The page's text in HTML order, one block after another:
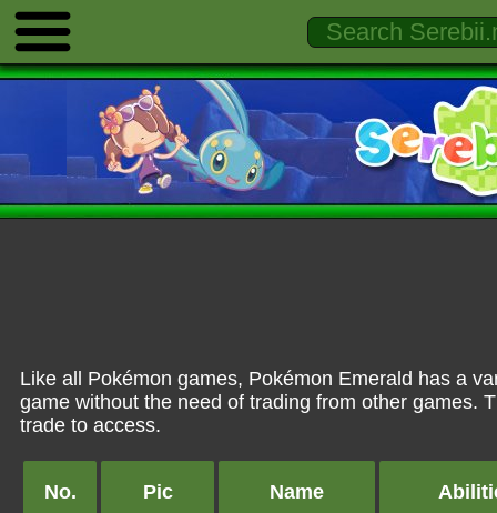
Like all Pokémon games, Pokémon Emerald has a
game without the need of trading from other games.
trade to access.
No. Pic Name